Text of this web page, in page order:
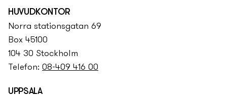
HUVUDKONTOR
Norra stationsgatan 69
Box 45100
104 30 Stockholm
Telefon: 08-409 416 00
UPPSALA